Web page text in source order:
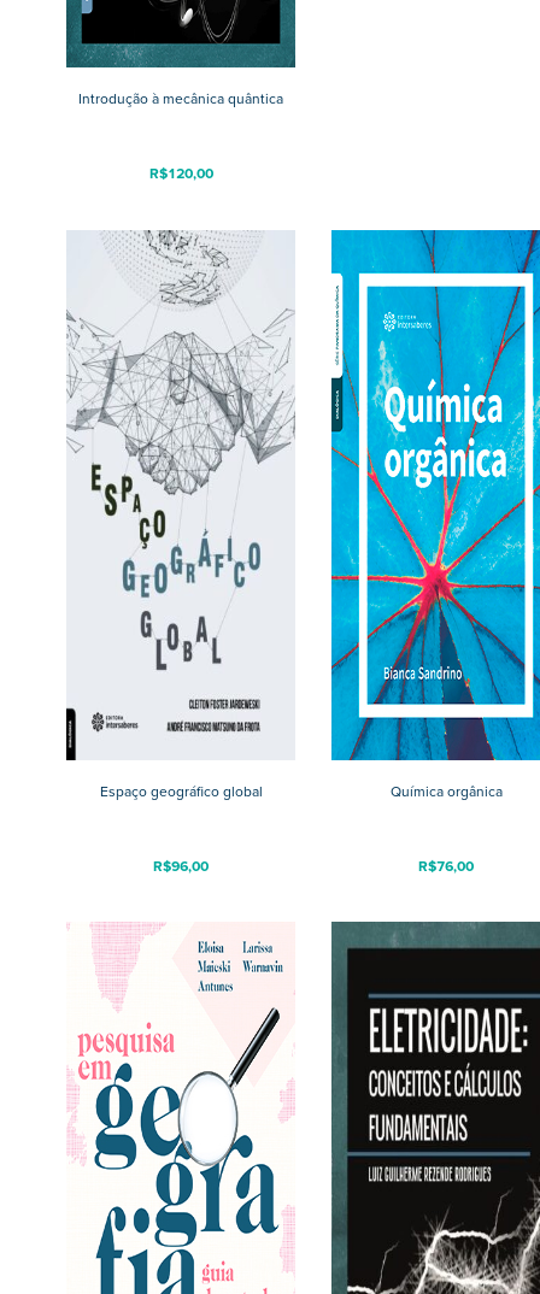
Introdução à mecânica quântica
R$120,00
Espaço geográfico global
R$96,00
Química orgânica
R$76,00